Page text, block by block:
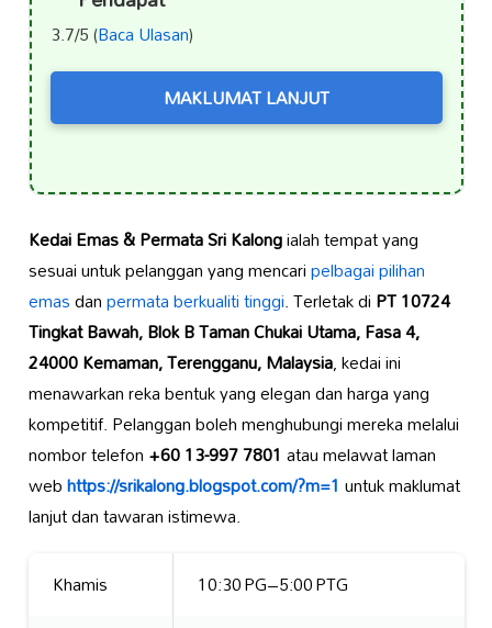
3.7/5 (Baca Ulasan)
MAKLUMAT LANJUT
Kedai Emas & Permata Sri Kalongialah tempat yang
sesuai untuk pelanggan yang mencaripelbagai pilihan
emasdanpermata berkualiti tinggi. Terletak diPT 10724
Tingkat Bawah, Blok B Taman Chukai Utama, Fasa 4,
24000 Kemaman, Terengganu, Malaysia, kedai ini
menawarkan reka bentuk yang elegan dan harga yang
kompetitif. Pelanggan boleh menghubungi mereka melalui
nombor telefon+60 13-997 7801 atau melawat laman
webhttps://srikalong.blogspot.com/?m=1 untuk maklumat
lanjut dan tawaran istimewa.
Khamis
10:30 PG–5:00 PTG